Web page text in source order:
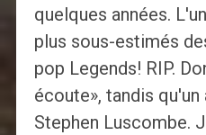
quelques années.
plus sous-estimés
pop Legends! RIP.
écoute», tandis qu'un
Stephen Luscombe.